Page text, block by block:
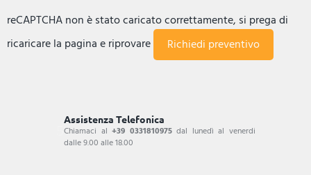
reCAPTCHA non è stato caricato correttamente, si prega di
ricaricare la pagina e riprovare
Assistenza Telefonica
Chiamaci al+39 0331810975dal lunedì al venerdi
dalle 9.00 alle 18.00